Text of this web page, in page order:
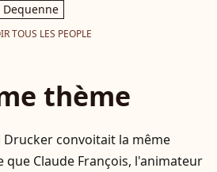
Dequenne
TOUS LES PEOPLE
thème
Drucker convoitait la même
que Claude François, l'animateur